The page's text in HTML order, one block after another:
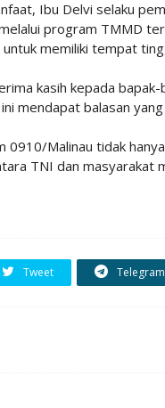
Ibu Delvi selaku
program TMMD
memiliki tempat
kasih kepada
mendapat balasan
Malinau tidak
TNI dan masyarakat
Tweet Telegram